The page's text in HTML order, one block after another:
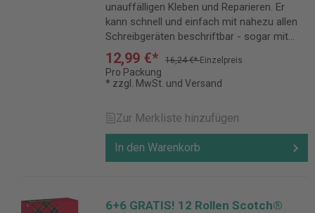
unauffälligen Kleben und Reparieren. Er
kann schnell und einfach mit nahezu allen
Schreibgeräten beschriftbar - sogar mit
Füller!
12,99 €* 16,24 €*Einzelpreis
Pro Packung
* zzgl. MwSt. und Versand
Zur Merkliste hinzufügen
In den Warenkorb
6+6 GRATIS! 12 Rollen Scotch®